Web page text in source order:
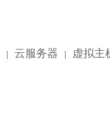
| 云服务器 | 虚拟主